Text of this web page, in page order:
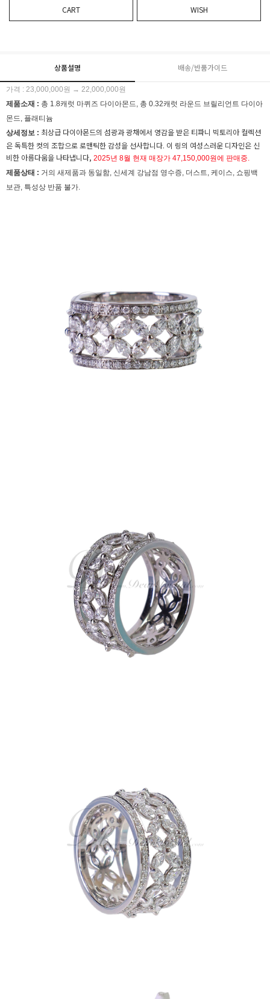
CART WISH
상품설명 배송/반품가이드
가격 : 23,000,000원 → 22,000,000원
제품소재 : 총 1.8캐럿 마퀴즈 다이아몬드, 총 0.32캐럿 라운드 브릴리언트 다이아
몬드, 플래티늄
상세정보 : 최상급 다이아몬드의 섬광과 광채에서 영감을 받은 티파니 빅토리아 컬렉션
은 독특한 컷의 조합으로 로맨틱한 감성을 선사합니다. 이 링의 여성스러운 디자인은 신
비한 아름다움을 나타냅니다, 2025년 8월 현재 매장가 47,150,000원에 판매중.
제품상태 : 거의 새제품과 동일함, 신세계 강남점 영수증, 더스트, 케이스, 쇼핑백
보관, 특성상 반품 불가.